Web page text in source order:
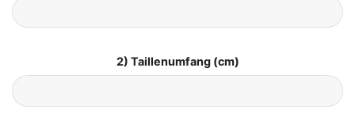
2) Taillenumfang (cm)